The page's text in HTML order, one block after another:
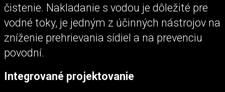
čistenie. Nakladanie s vodou je dôležité pre
vodné toky, je jedným z účinných nástrojov na
zníženie prehrievania sídiel a na prevenciu
povodní.
Integrované projektovanie